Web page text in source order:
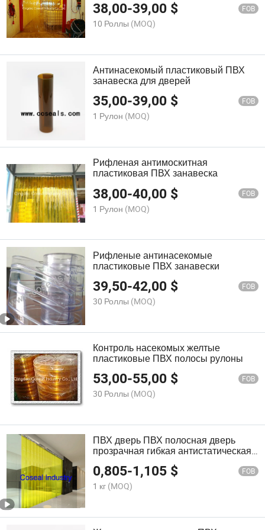
38,00-39,00 $ FOB
10 Роллы (MOQ)
Антинасекомый пластиковый ПВХ
занавеска для дверей
35,00-39,00 $ FOB
1 Рулон (MOQ)
Рифленая антимоскитная
пластиковая ПВХ занавеска
38,00-40,00 $ FOB
1 Рулон (MOQ)
Рифленые антинасекомые
пластиковые ПВХ занавески
39,50-42,00 $ FOB
30 Роллы (MOQ)
Контроль насекомых желтые
пластиковые ПВХ полосы рулоны
53,00-55,00 $ FOB
30 Роллы (MOQ)
ПВХ дверь ПВХ полосная дверь
прозрачная гибкая антистатическая
пластиковая полосчатая занавеска
0,805-1,105 $ FOB
1 кг (MOQ)